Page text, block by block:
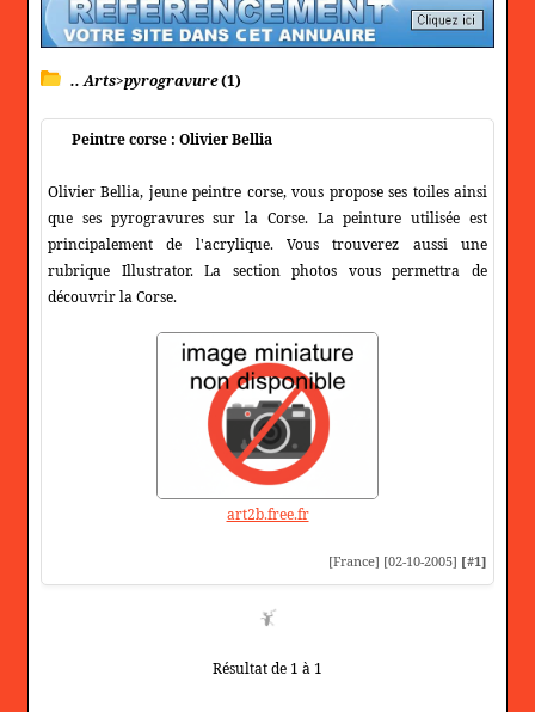
.. Arts>pyrogravure(1)
Peintre corse : Olivier Bellia
Olivier Bellia, jeune peintre corse, vous propose ses toiles ainsi
que ses pyrogravures sur la Corse. La peinture utilisée est
principalement de l'acrylique. Vous trouverez aussi une
rubrique Illustrator. La section photos vous permettra de
découvrir la Corse.
art2b.free.fr
[France] [02-10-2005] [#1]
Résultat de 1 à 1